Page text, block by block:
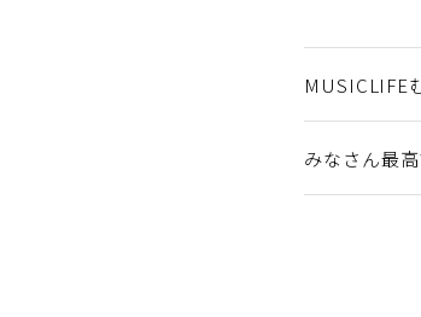
MUSICLIFE
みなさん最高